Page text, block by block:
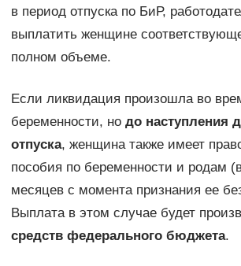
в период отпуска по БиР,
выплатить женщине
полном объеме.
Если ликвидация произошла во
беременности, но до наступления
отпуска, женщина также имеет
пособия по беременности и родам
месяцев с момента признания ее
Выплата в этом случае будет
средств федерального бюджета.